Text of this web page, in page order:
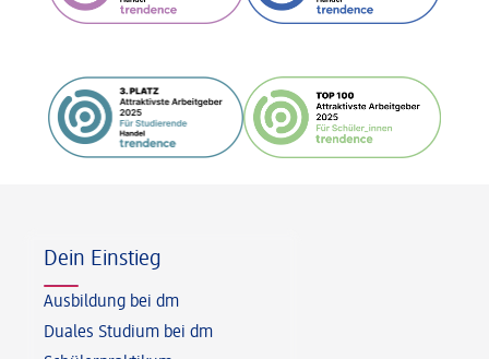
Dein Einstieg
Ausbildung bei dm
Duales Studium bei dm